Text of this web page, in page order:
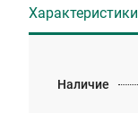
Характеристики
Наличие